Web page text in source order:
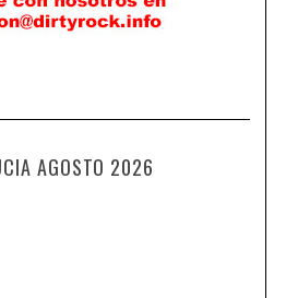
AGOSTO 2026